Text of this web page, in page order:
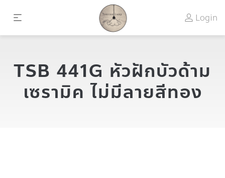
Login
TSB 441G หัวฝักบัวด้าม
เซรามิค ไม่มีลายสีทอง